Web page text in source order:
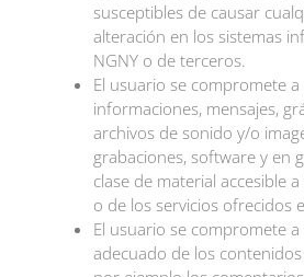
susceptibles de causar
alteración en los sistemas
NGNY o de terceros.
El usuario se compromete
informaciones, mensajes,
archivos de sonido y/o
grabaciones, software y en
clase de material accesible
o de los servicios ofrecidos
El usuario se compromete
adecuado de los